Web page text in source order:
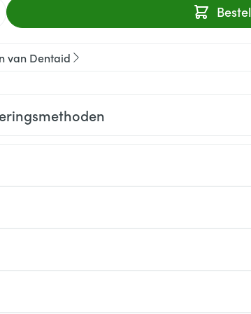
Bestel
van Dentaid